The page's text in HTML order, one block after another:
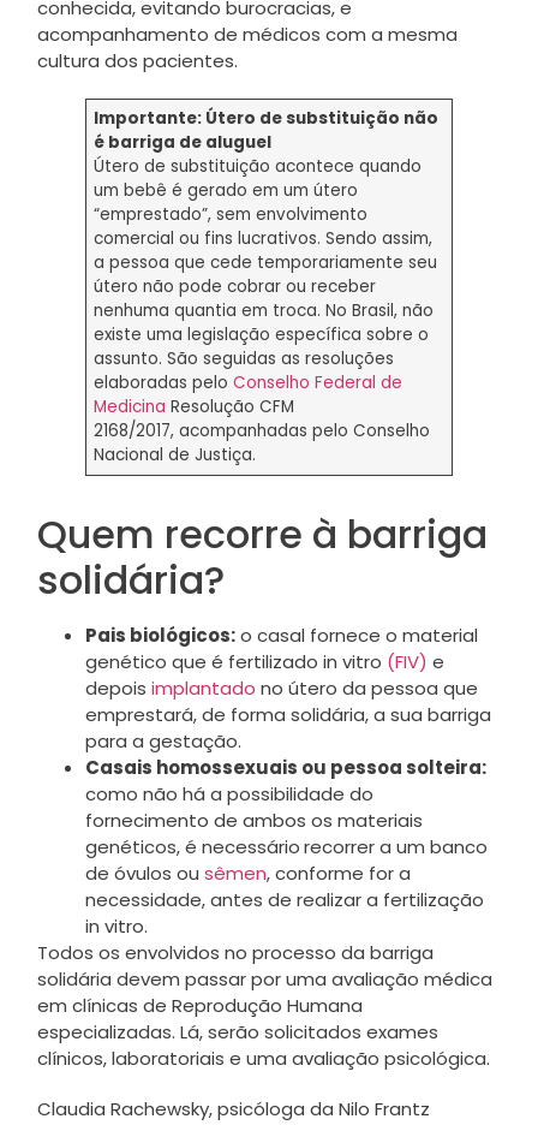
conhecida, evitando burocracias, e
acompanhamento de médicos com a mesma
cultura dos pacientes.
Importante: Útero de substituição não
é barriga de aluguel
Útero de substituição acontece quando
um bebê é gerado em um útero
“emprestado”, sem envolvimento
comercial ou fins lucrativos. Sendo assim,
a pessoa que cede temporariamente seu
útero não pode cobrar ou receber
nenhuma quantia em troca. No Brasil, não
existe uma legislação específica sobre o
assunto. São seguidas as resoluções
elaboradas peloConselho Federal de
Medicina Resolução CFM
2168/2017, acompanhadas pelo Conselho
Nacional de Justiça.
Quem recorre à barriga
solidária?
Pais biológicos:o casal fornece o material
genético que é fertilizado in vitro (FIV) e
depois implantado no útero da pessoa que
emprestará, de forma solidária, a sua barriga
para a gestação.
Casais homossexuais ou pessoa solteira:
como não há a possibilidade do
fornecimento de ambos os materiais
genéticos, é necessáriorecorrer a um banco
de óvulos ou sêmen, conforme for a
necessidade, antes de realizar a fertilização
in vitro.
Todos os envolvidos no processo da barriga
solidária devem passar por uma avaliação médica
em clínicas de Reprodução Humana
especializadas. Lá, serão solicitados exames
clínicos, laboratoriais e uma avaliação psicológica.
Claudia Rachewsky, psicóloga da Nilo Frantz